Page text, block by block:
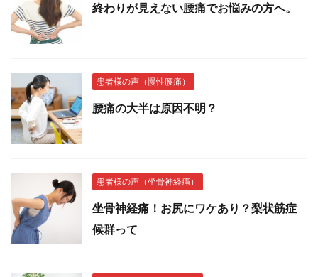
終わりが見えない腰痛でお悩みの方へ。
患者様の声（慢性腰痛）
腰痛の大半は原因不明？
患者様の声（坐骨神経痛）
坐骨神経痛！お尻にワケあり？梨状筋症
候群って